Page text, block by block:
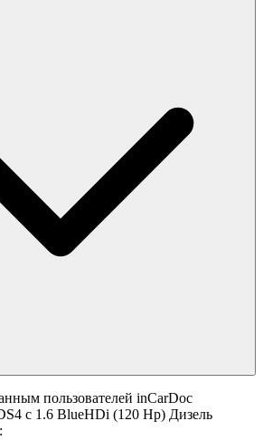
пользователей inCarDoc
с 1.6 BlueHDi (120 Hp) Дизель